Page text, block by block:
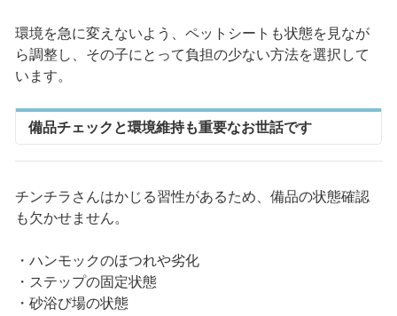
環境を急に変えないよう、ペットシートも状態を見なが
ら調整し、その子にとって負担の少ない方法を選択して
います。
備品チェックと環境維持も重要なお世話です
チンチラさんはかじる習性があるため、備品の状態確認
も欠かせません。
・ハンモックのほつれや劣化
・ステップの固定状態
・砂浴び場の状態